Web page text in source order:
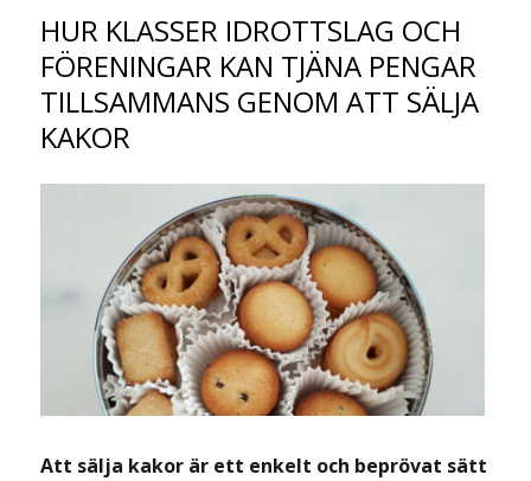
HUR KLASSER IDROTTSLAG OCH
FÖRENINGAR KAN TJÄNA PENGAR
TILLSAMMANS GENOM ATT SÄLJA
KAKOR
Att sälja kakor är ett enkelt och beprövat sätt